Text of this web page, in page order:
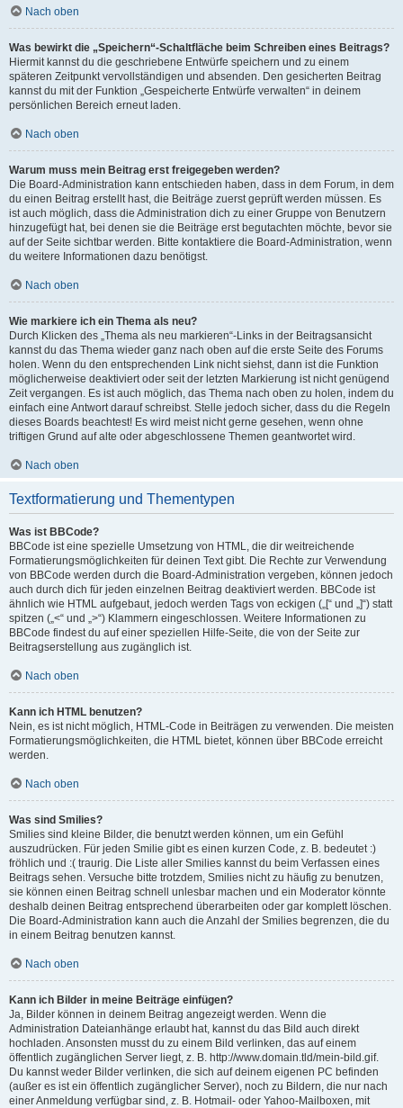
Nach oben
Was bewirkt die „Speichern“-Schaltfläche beim Schreiben eines Beitrags?
Hiermit kannst du die geschriebene Entwürfe speichern und zu einem
späteren Zeitpunkt vervollständigen und absenden. Den gesicherten Beitrag
kannst du mit der Funktion „Gespeicherte Entwürfe verwalten“ in deinem
persönlichen Bereich erneut laden.
Nach oben
Warum muss mein Beitrag erst freigegeben werden?
Die Board-Administration kann entschieden haben, dass in dem Forum, in dem
du einen Beitrag erstellt hast, die Beiträge zuerst geprüft werden müssen. Es
ist auch möglich, dass die Administration dich zu einer Gruppe von Benutzern
hinzugefügt hat, bei denen sie die Beiträge erst begutachten möchte, bevor sie
auf der Seite sichtbar werden. Bitte kontaktiere die Board-Administration, wenn
du weitere Informationen dazu benötigst.
Nach oben
Wie markiere ich ein Thema als neu?
Durch Klicken des „Thema als neu markieren“-Links in der Beitragsansicht
kannst du das Thema wieder ganz nach oben auf die erste Seite des Forums
holen. Wenn du den entsprechenden Link nicht siehst, dann ist die Funktion
möglicherweise deaktiviert oder seit der letzten Markierung ist nicht genügend
Zeit vergangen. Es ist auch möglich, das Thema nach oben zu holen, indem du
einfach eine Antwort darauf schreibst. Stelle jedoch sicher, dass du die Regeln
dieses Boards beachtest! Es wird meist nicht gerne gesehen, wenn ohne
triftigen Grund auf alte oder abgeschlossene Themen geantwortet wird.
Nach oben
Textformatierung und Thementypen
Was ist BBCode?
BBCode ist eine spezielle Umsetzung von HTML, die dir weitreichende
Formatierungsmöglichkeiten für deinen Text gibt. Die Rechte zur Verwendung
von BBCode werden durch die Board-Administration vergeben, können jedoch
auch durch dich für jeden einzelnen Beitrag deaktiviert werden. BBCode ist
ähnlich wie HTML aufgebaut, jedoch werden Tags von eckigen („[“ und „]“) statt
spitzen („<“ und „>“) Klammern eingeschlossen. Weitere Informationen zu
BBCode findest du auf einer speziellen Hilfe-Seite, die von der Seite zur
Beitragserstellung aus zugänglich ist.
Nach oben
Kann ich HTML benutzen?
Nein, es ist nicht möglich, HTML-Code in Beiträgen zu verwenden. Die meisten
Formatierungsmöglichkeiten, die HTML bietet, können über BBCode erreicht
werden.
Nach oben
Was sind Smilies?
Smilies sind kleine Bilder, die benutzt werden können, um ein Gefühl
auszudrücken. Für jeden Smilie gibt es einen kurzen Code, z. B. bedeutet :)
fröhlich und :( traurig. Die Liste aller Smilies kannst du beim Verfassen eines
Beitrags sehen. Versuche bitte trotzdem, Smilies nicht zu häufig zu benutzen,
sie können einen Beitrag schnell unlesbar machen und ein Moderator könnte
deshalb deinen Beitrag entsprechend überarbeiten oder gar komplett löschen.
Die Board-Administration kann auch die Anzahl der Smilies begrenzen, die du
in einem Beitrag benutzen kannst.
Nach oben
Kann ich Bilder in meine Beiträge einfügen?
Ja, Bilder können in deinem Beitrag angezeigt werden. Wenn die
Administration Dateianhänge erlaubt hat, kannst du das Bild auch direkt
hochladen. Ansonsten musst du zu einem Bild verlinken, das auf einem
öffentlich zugänglichen Server liegt, z. B. http://www.domain.tld/mein-bild.gif.
Du kannst weder Bilder verlinken, die sich auf deinem eigenen PC befinden
(außer es ist ein öffentlich zugänglicher Server), noch zu Bildern, die nur nach
einer Anmeldung verfügbar sind, z. B. Hotmail- oder Yahoo-Mailboxen, mit